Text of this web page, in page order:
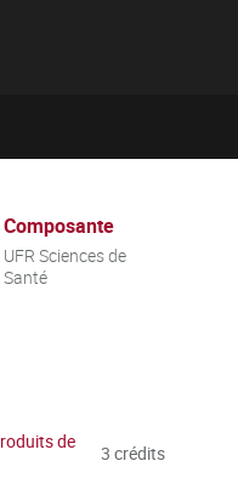
Composante
UFR Sciences de
Santé
de
3 crédits